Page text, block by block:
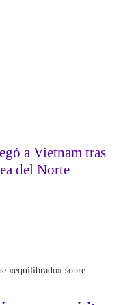
a Vietnam tras
del Norte
«equilibrado» sobre